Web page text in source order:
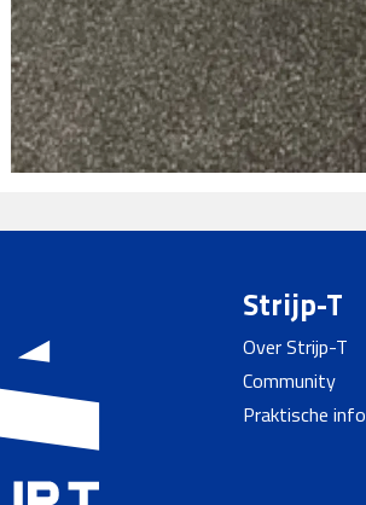
Strijp-T
Over Strijp-T
Community
Praktische info